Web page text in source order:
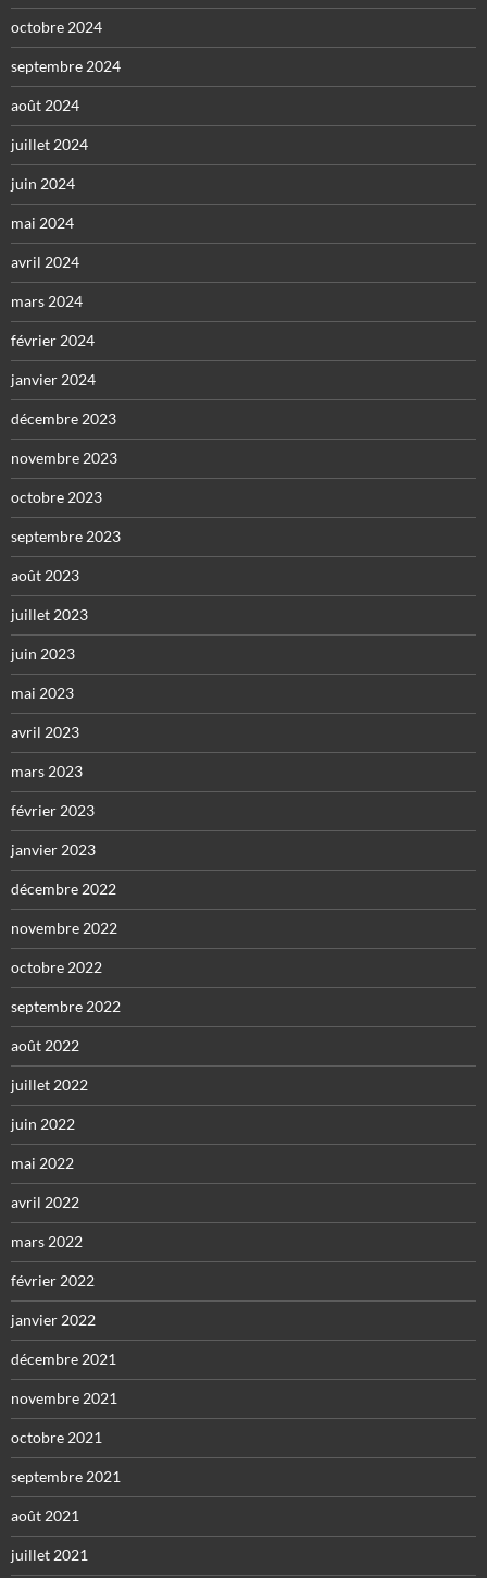
octobre 2024
septembre 2024
août 2024
juillet 2024
juin 2024
mai 2024
avril 2024
mars 2024
février 2024
janvier 2024
décembre 2023
novembre 2023
octobre 2023
septembre 2023
août 2023
juillet 2023
juin 2023
mai 2023
avril 2023
mars 2023
février 2023
janvier 2023
décembre 2022
novembre 2022
octobre 2022
septembre 2022
août 2022
juillet 2022
juin 2022
mai 2022
avril 2022
mars 2022
février 2022
janvier 2022
décembre 2021
novembre 2021
octobre 2021
septembre 2021
août 2021
juillet 2021